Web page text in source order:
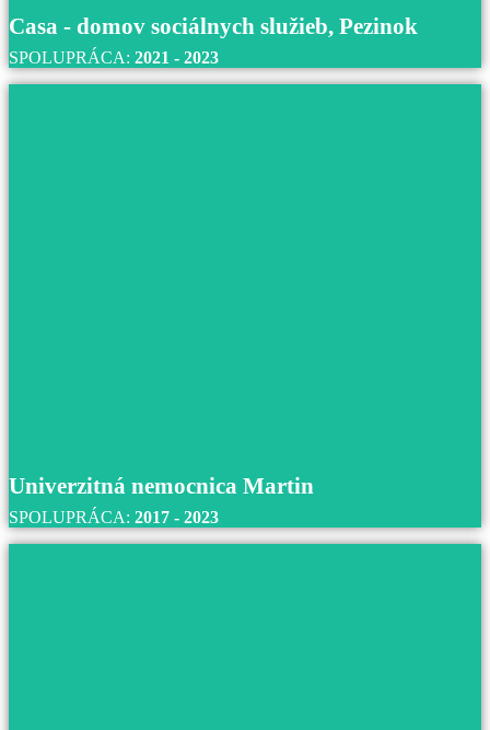
Casa - domov sociálnych služieb, Pezinok
SPOLUPRÁCA: 2021 - 2023
Univerzitná nemocnica Martin
SPOLUPRÁCA: 2017 - 2023